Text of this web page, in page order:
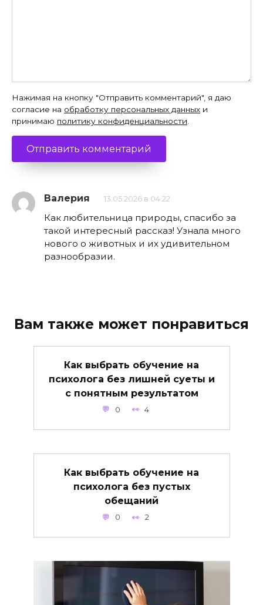
Нажимая на кнопку "Отправить комментарий", я даю
согласие на обработку персональных данных и
принимаю политику конфиденциальности
Валерия 13.05.2026 в 04:22
Как любительница природы, спасибо за
такой интересный рассказ! Узнала много
нового о животных и их удивительном
разнообразии.
Вам также может понравиться
Как выбрать обучение на
психолога без лишней суеты и
с понятным результатом
0 4
Как выбрать обучение на
психолога без пустых
обещаний
0 2